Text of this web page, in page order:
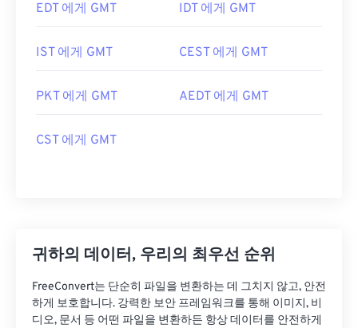
EDT 에게 GMT IDT 에게 GMT
IST 에게 GMT CEST 에게 GMT
PKT 에게 GMT AEDT 에게 GMT
CST 에게 GMT
귀하의 데이터, 우리의 최우선 순위
FreeConvert는 단순히 파일을 변환하는 데 그치지 않고, 안전
하게 보호합니다. 강력한 보안 프레임워크를 통해 이미지, 비
디오, 문서 등 어떤 파일을 변환하든 항상 데이터를 안전하게